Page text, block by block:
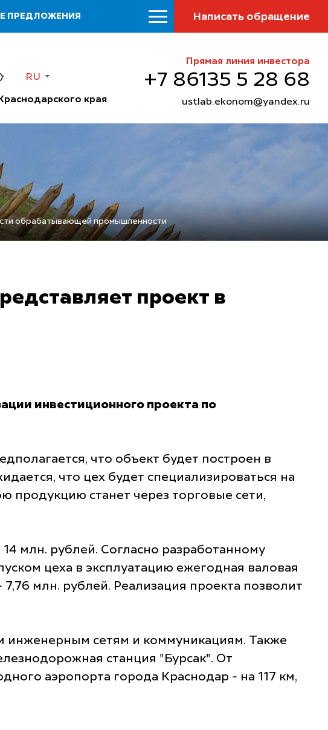
ПРЕДЛОЖЕНИЯ Написать обращение
RU
края
Прямая линия инвестора
+7 86135 5 28 68
ustlab.ekonom@yandex.ru
обрабатывающей промышленности
проект в
инвестиционного проекта по
что объект будет построен в
что цех будет специализироваться на
продукцию станет через торговые сети,
млн. рублей. Согласно разработанному
цеха в эксплуатацию ежегодная валовая
млн. рублей. Реализация проекта позволит
инженерным сетям и коммуникациям. Также
станция "Бурсак". От
аэропорта города Краснодар - на 117 км,